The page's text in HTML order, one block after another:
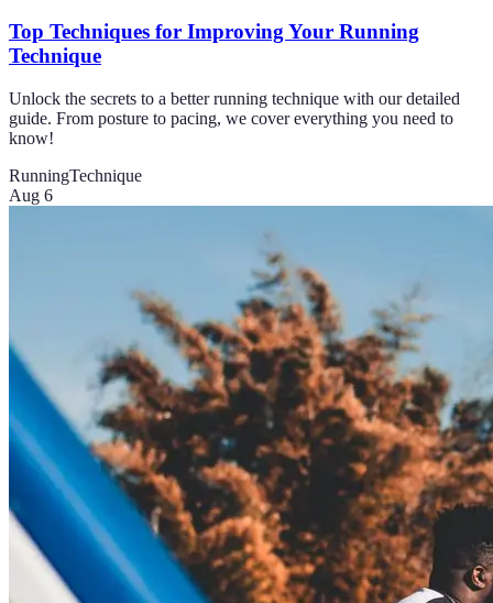
Top Techniques for Improving Your Running
Technique
Unlock the secrets to a better running technique with our detailed
guide. From posture to pacing, we cover everything you need to
know!
RunningTechnique
Aug 6